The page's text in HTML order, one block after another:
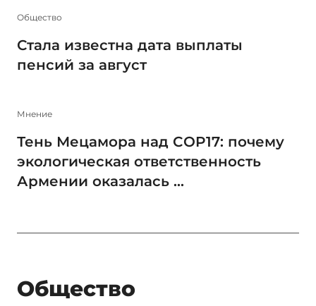
Общество
Стала известна дата выплаты
пенсий за август
Мнение
Тень Мецамора над COP17: почему
экологическая ответственность
Армении оказалась ...
Общество